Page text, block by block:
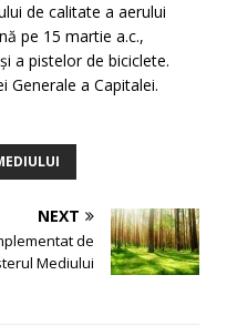
de calitate a aerului
pe 15 martie a.c.,
a pistelor de biciclete.
Generale a Capitalei.
NEXT
de
Mediului